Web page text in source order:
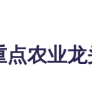
农业